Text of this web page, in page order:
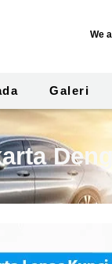
We
Galeri